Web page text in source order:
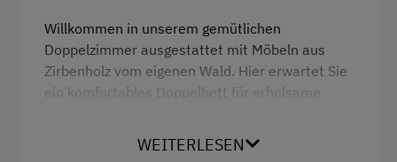
Bademantel
Küche
Kühlschrank
Willkommen in unserem gemütlichen
Doppelzimmer ausgestattet mit Möbeln aus
Zirbenholz vom eigenen Wald. Hier erwartet Sie
ein komfortables Doppelbett für erholsame
für bis zu 2 weiteren Personen (Stockbett) eine
Übernachtungsmöglichkeit bietet. Von Ihrem
WEITERLESEN